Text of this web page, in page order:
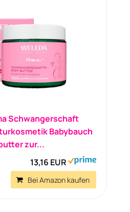
Schwangerschaft
Babybauch
zur...
13,16 EUR
Bei Amazon kaufen